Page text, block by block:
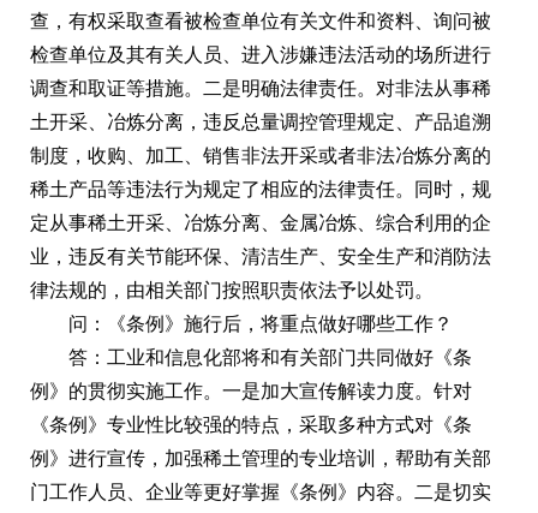
查，有权采取查看被检查单位有关文件和资料、询问被
检查单位及其有关人员、进入涉嫌违法活动的场所进行
调查和取证等措施。二是明确法律责任。对非法从事稀
土开采、冶炼分离，违反总量调控管理规定、产品追溯
制度，收购、加工、销售非法开采或者非法冶炼分离的
稀土产品等违法行为规定了相应的法律责任。同时，规
定从事稀土开采、冶炼分离、金属冶炼、综合利用的企
业，违反有关节能环保、清洁生产、安全生产和消防法
律法规的，由相关部门按照职责依法予以处罚。
问：《条例》施行后，将重点做好哪些工作？
答：工业和信息化部将和有关部门共同做好《条
例》的贯彻实施工作。一是加大宣传解读力度。针对
《条例》专业性比较强的特点，采取多种方式对《条
例》进行宣传，加强稀土管理的专业培训，帮助有关部
门工作人员、企业等更好掌握《条例》内容。二是切实